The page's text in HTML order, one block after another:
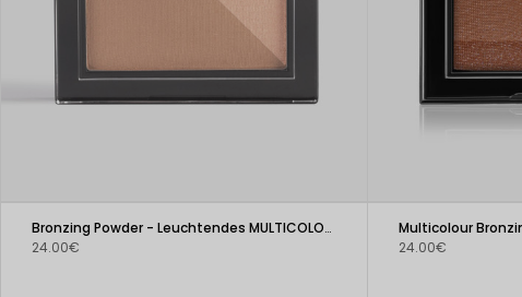
Bronzing Powder - Leuchtendes MULTICOLOUR SYSTEM
24.00€
Multicolour
24.00€